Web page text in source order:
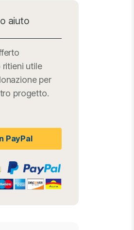
aiuto
ritieni utile
per
progetto.
PayPal